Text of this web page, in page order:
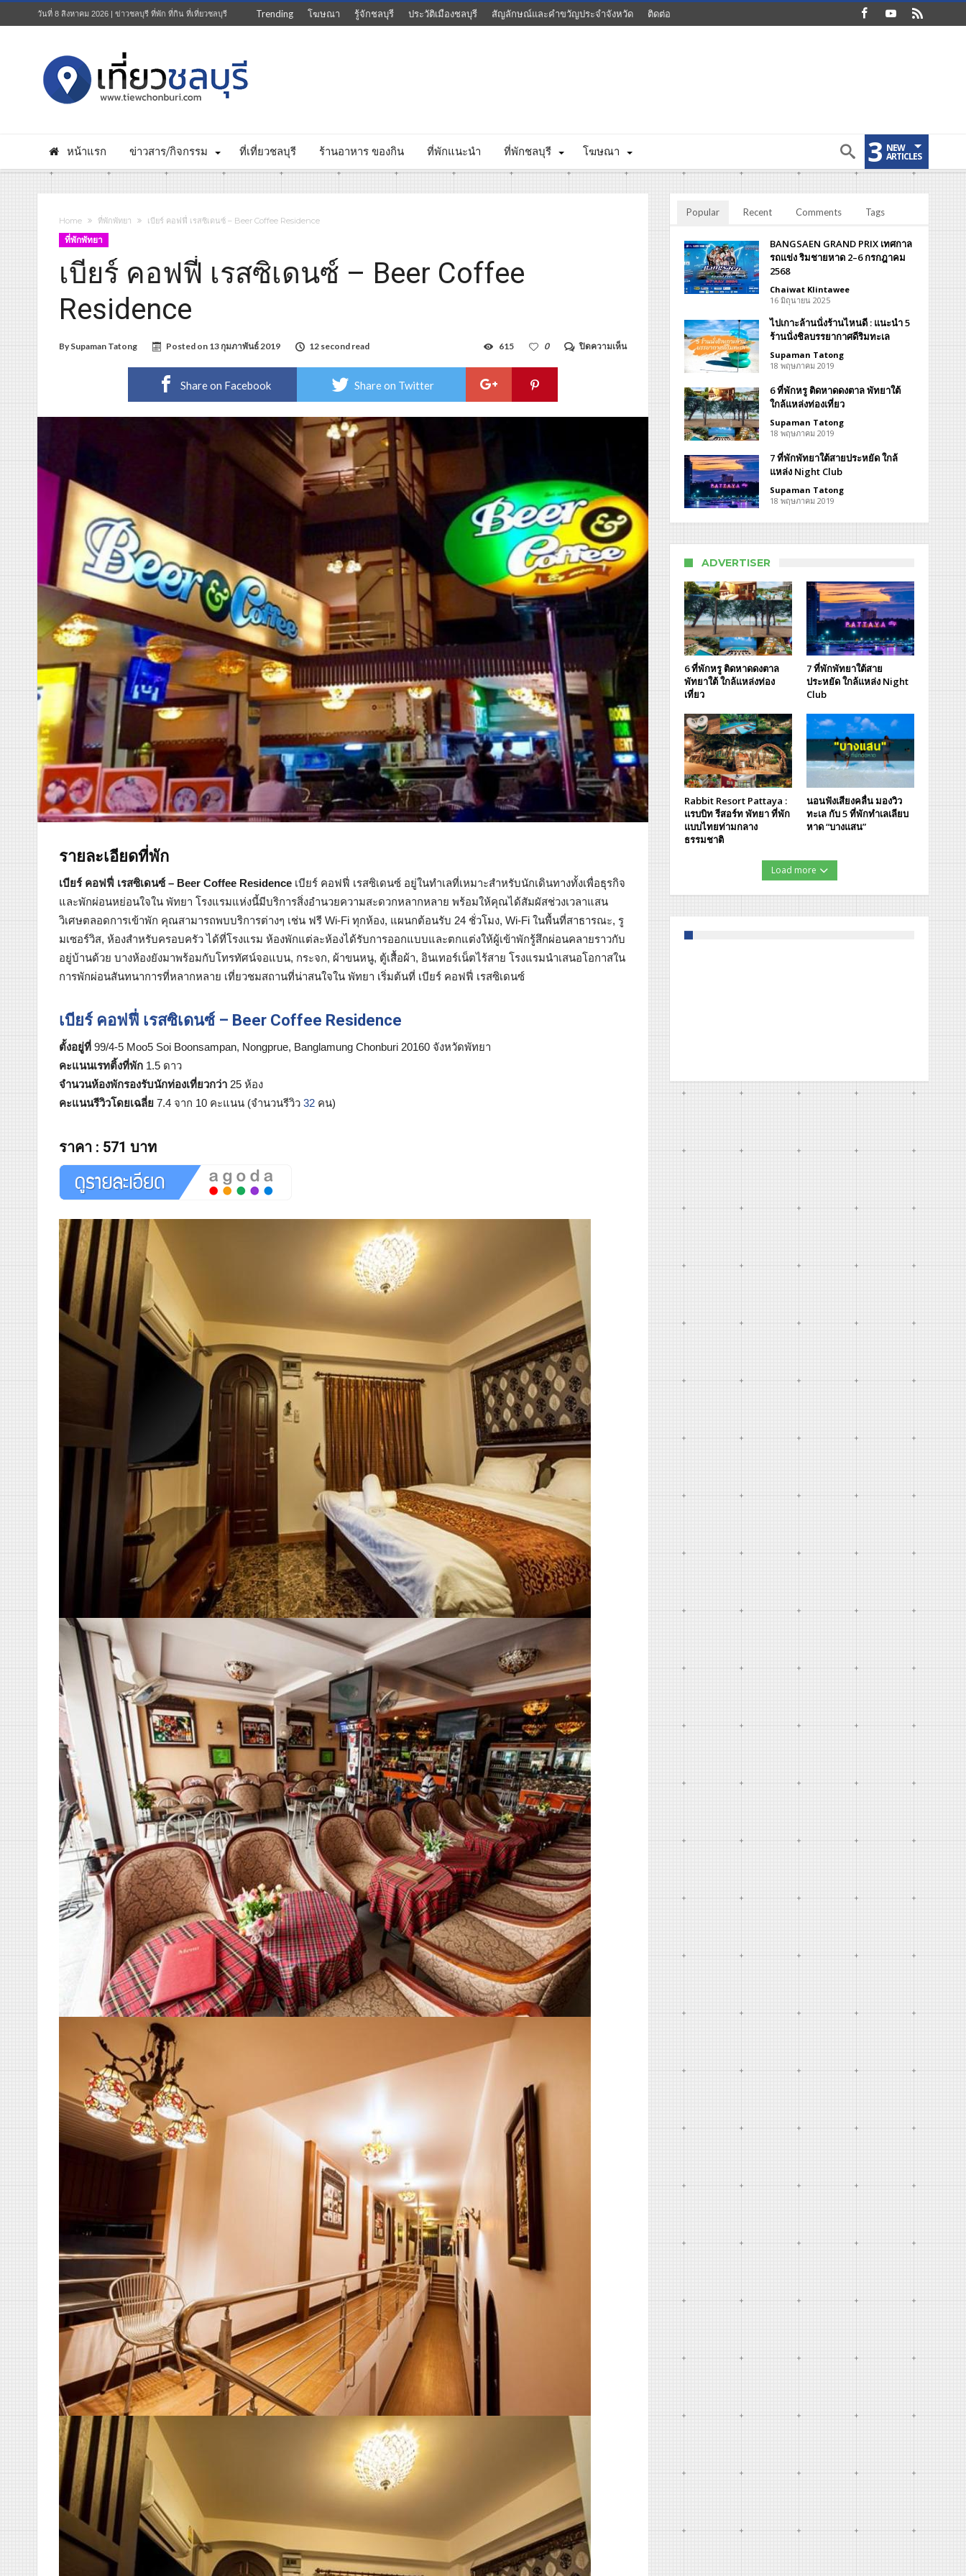
วันที่ 8 สิงหาคม 2026 | ข่าวชลบุรี ที่พัก ที่กิน ที่เที่ยวชลบุรี Trending โฆษณา รู้จักชลบุรี ประวัติเมืองชลบุรี สัญลักษณ์และคำขวัญประจำจังหวัด ติดต่อ
หน้าแรก ข่าวสาร/กิจกรรม ที่เที่ยวชลบุรี ร้านอาหาร ของกิน ที่พักแนะนำ ที่พักชลบุรี โฆษณา 3 NEW
ARTICLES
Home ที่พักพัทยา เบียร์ คอฟฟี่ เรสซิเดนซ์ – Beer Coffee Residence
ที่พักพัทยา
เบียร์ คอฟฟี่ เรสซิเดนซ์ – Beer Coffee
Residence
By Supaman Tatong Posted on 13 กุมภาพันธ์ 2019 12 second read ปิดความเห็นบน
เดน
0
615
Share on Facebook Share on Twitter
รายละเอียดที่พัก
เบียร์ คอฟฟี่ เรสซิเดนซ์ – Beer Coffee Residence เบียร์ คอฟฟี่ เรสซิเดนซ์ อยู่ในทำเลที่เหมาะสำหรับนักเดินทางทั้งเพื่อธุรกิจ
และพักผ่อนหย่อนใจใน พัทยา โรงแรมแห่งนี้มีบริการสิ่งอำนวยความสะดวกหลากหลาย พร้อมให้คุณได้สัมผัสช่วงเวลาแสน
วิเศษตลอดการเข้าพัก คุณสามารถพบบริการต่างๆ เช่น ฟรี Wi-Fi ทุกห้อง, แผนกต้อนรับ 24 ชั่วโมง, Wi-Fi ในพื้นที่สาธารณะ, รู
มเซอร์วิส, ห้องสำหรับครอบครัว ได้ที่โรงแรม ห้องพักแต่ละห้องได้รับการออกแบบและตกแต่งให้ผู้เข้าพักรู้สึกผ่อนคลายราวกับ
อยู่บ้านด้วย บางห้องยังมาพร้อมกับโทรทัศน์จอแบน, กระจก, ผ้าขนหนู, ตู้เสื้อผ้า, อินเทอร์เน็ตไร้สาย โรงแรมนำเสนอโอกาสใน
การพักผ่อนสันทนาการที่หลากหลาย เที่ยวชมสถานที่น่าสนใจใน พัทยา เริ่มต้นที่ เบียร์ คอฟฟี่ เรสซิเดนซ์
เบียร์ คอฟฟี่ เรสซิเดนซ์ – Beer Coffee Residence
ตั้งอยู่ที่ 99/4-5 Moo5 Soi Boonsampan, Nongprue, Banglamung Chonburi 20160 จังหวัดพัทยา
คะแนนเรทติ้งที่พัก 1.5 ดาว
จำนวนห้องพักรองรับนักท่องเที่ยวกว่า 25 ห้อง
คะแนนรีวิวโดยเฉลี่ย 7.4 จาก 10 คะแนน (จำนวนรีวิว 32 คน)
ราคา : 571 บาท
Popular Recent Comments Tags
BANGSAEN GRAND PRIX เทศกาล
รถแข่ง ริมชายหาด 2–6 กรกฎาคม
2568
Chaiwat Klintawee
16 มิถุนายน 2025
ไปเกาะล้านนั่งร้านไหนดี : แนะนำ 5
ร้านนั่งชิลบรรยากาศดีริมทะเล
Supaman Tatong
18 พฤษภาคม 2019
6 ที่พักหรู ติดหาดดงตาล พัทยาใต้
ใกล้แหล่งท่องเที่ยว
Supaman Tatong
18 พฤษภาคม 2019
7 ที่พักพัทยาใต้สายประหยัด ใกล้
แหล่ง Night Club
Supaman Tatong
18 พฤษภาคม 2019
ADVERTISER
6 ที่พักหรู ติดหาดดงตาล
พัทยาใต้ ใกล้แหล่งท่อง
เที่ยว
7 ที่พักพัทยาใต้สาย
ประหยัด ใกล้แหล่ง Night
Club
Rabbit Resort Pattaya :
แรบบิท รีสอร์ท พัทยา ที่พัก
แบบไทยท่ามกลาง
ธรรมชาติ
นอนฟังเสียงคลื่น มองวิว
ทะเล กับ 5 ที่พักทำเลเลียบ
หาด “บางแสน”
Load more